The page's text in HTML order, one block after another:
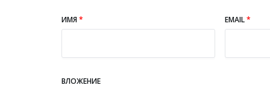
ИМЯ* EMAIL*
ВЛОЖЕНИЕ